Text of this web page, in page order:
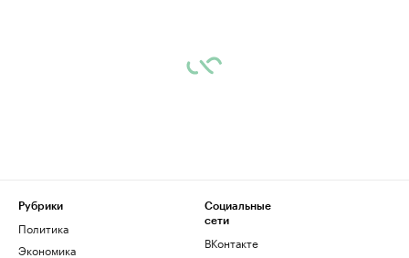
Рубрики
Политика
Экономика
Социальные
сети
ВКонтакте